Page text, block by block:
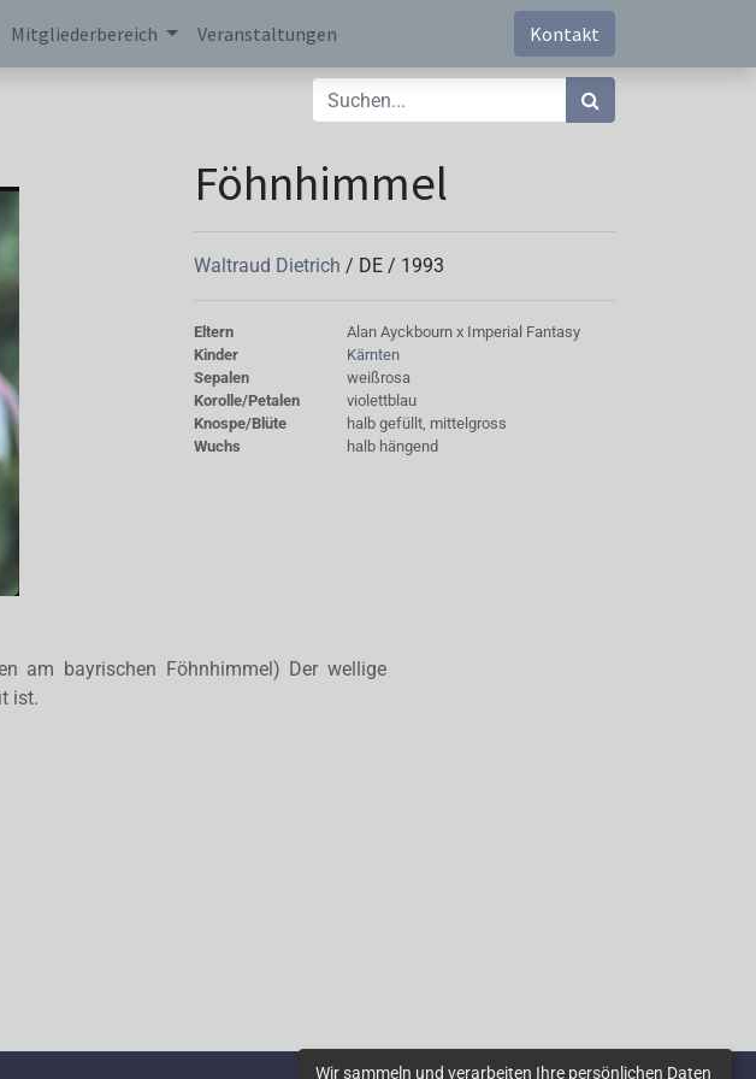
Mitgliederbereich Veranstaltungen Kontakt
Föhnhimmel
Waltraud Dietrich / DE / 1993
Eltern
Alan Ayckbourn x Imperial Fantasy
Kinder
Kärnten
Sepalen
weißrosa
Korolle/Petalen
violettblau
Knospe/Blüte
halb gefüllt, mittelgross
Wuchs
halb hängend
am bayrischen Föhnhimmel) Der wellige
ist.
Wir sammeln und verarbeiten Ihre persönlichen Daten